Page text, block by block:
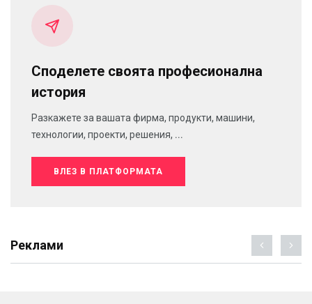
Споделете своята професионална
история
Разкажете за вашата фирма, продукти, машини,
технологии, проекти, решения, ...
ВЛЕЗ В ПЛАТФОРМАТА
Реклами